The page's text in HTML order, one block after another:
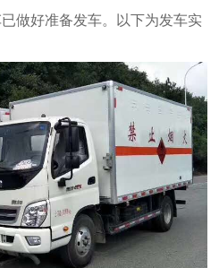
做好准备发车。以下为发车实